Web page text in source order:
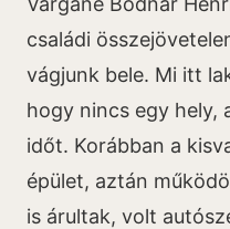
családi
vágjunk bele. Mi itt
hogy nincs egy hely,
időt. Korábban a
épület, aztán
is árultak, volt